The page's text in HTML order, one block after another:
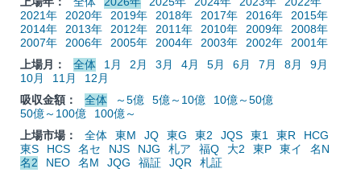
2021年
2020年 2019年 2018年 2017年 2016年
2015年
2014年
2013年 2012年 2011年 2010年 2009年
2008年
2007年
2006年 2005年 2004年 2003年 2002年
2001年
上場月：
全体 1月 2月 3月 4月 5月 6月 7月 8月
9月
10月
11月
12月
吸収金額：
全体 ～5億 5億～10億
10億～50億
50億～100億
100億～
上場市場：
全体 東M JQ 東G 東2 JQS 東1 東R
HCG
東S
HCS 名セ NJS NJG 札ア 福Q 大2 東P 東イ
名N
名2
NEO 名M JQG 福証 JQR
札証